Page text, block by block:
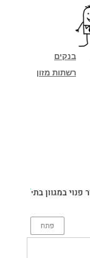
בנקים
רשתות מזון